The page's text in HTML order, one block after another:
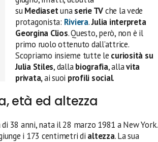
suMediasetunaserie TVche la vede
protagonista: Riviera.Julia interpreta
Georgina Clios. Questo, però, non è il
primo ruolo ottenuto dall’attrice.
Scopriamo insieme tutte le curiosità su
Julia Stiles, dallabiografia, allavita
privata,ai suoi profili social.
età ed altezza
di 38 anni, nata il 28 marzo 1981 a New York.
i 173 centimetri di altezza. La sua